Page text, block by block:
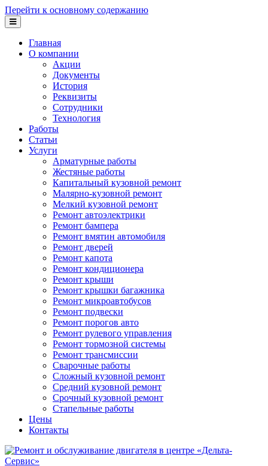
Перейти к основному содержанию
Главная
О компании
Акции
Документы
История
Реквизиты
Сотрудники
Технология
Работы
Статьи
Услуги
Арматурные работы
Жестяные работы
Капитальный кузовной ремонт
Малярно-кузовной ремонт
Мелкий кузовной ремонт
Ремонт автоэлектрики
Ремонт бампера
Ремонт вмятин автомобиля
Ремонт дверей
Ремонт капота
Ремонт кондиционера
Ремонт крыши
Ремонт крышки багажника
Ремонт микроавтобусов
Ремонт подвески
Ремонт порогов авто
Ремонт рулевого управления
Ремонт тормозной системы
Ремонт трансмиссии
Сварочные работы
Сложный кузовной ремонт
Средний кузовной ремонт
Срочный кузовной ремонт
Стапельные работы
Цены
Контакты